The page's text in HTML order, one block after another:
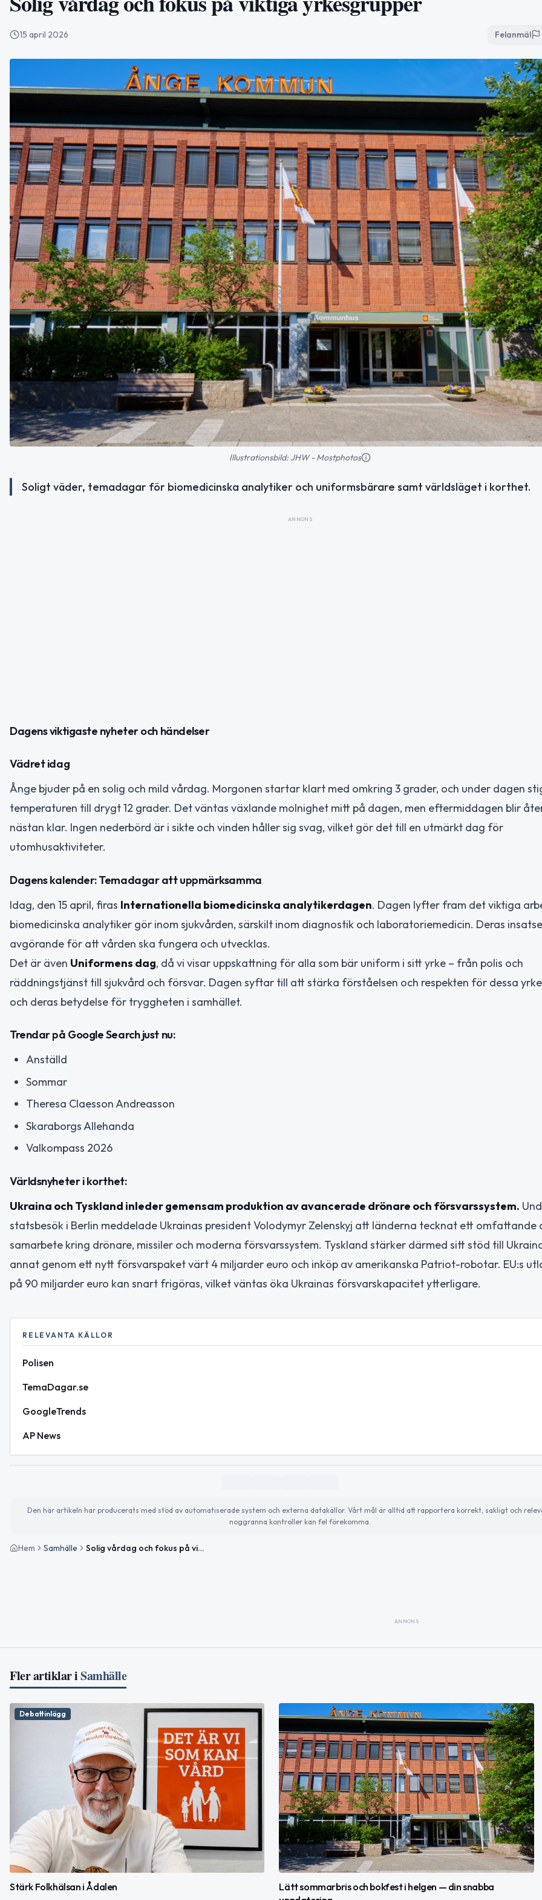
15 april 2026 Felanmäl
Illustrationsbild: JHW - Mostphotos
Soligt väder, temadagar för biomedicinska analytiker och uniformsbärare samt världsläget i korthet.
ANNONS
Dagens viktigaste nyheter och händelser
Vädret idag
Ånge bjuder på en solig och mild vårdag. Morgonen startar klart med omkring 3 grader, och under dagen
temperaturen till drygt 12 grader. Det väntas växlande molnighet mitt på dagen, men eftermiddagen blir
nästan klar. Ingen nederbörd är i sikte och vinden håller sig svag, vilket gör det till en utmärkt dag för
utomhusaktiviteter.
Dagens kalender: Temadagar att uppmärksamma
Idag, den 15 april, firas Internationella biomedicinska analytikerdagen. Dagen lyfter fram det viktiga
biomedicinska analytiker gör inom sjukvården, särskilt inom diagnostik och laboratoriemedicin. Deras
avgörande för att vården ska fungera och utvecklas.
Det är även Uniformens dag, då vi visar uppskattning för alla som bär uniform i sitt yrke – från polis och
räddningstjänst till sjukvård och försvar. Dagen syftar till att stärka förståelsen och respekten för dessa
och deras betydelse för tryggheten i samhället.
Trendar på Google Search just nu:
Anställd
Sommar
Theresa Claesson Andreasson
Skaraborgs Allehanda
Valkompass 2026
Världsnyheter i korthet:
Ukraina och Tyskland inleder gemensam produktion av avancerade drönare och försvarssystem.
statsbesök i Berlin meddelade Ukrainas president Volodymyr Zelenskyj att länderna tecknat ett omfattande
samarbete kring drönare, missiler och moderna försvarssystem. Tyskland stärker därmed sitt stöd till
annat genom ett nytt försvarspaket värt 4 miljarder euro och inköp av amerikanska Patriot-robotar. EU:s
på 90 miljarder euro kan snart frigöras, vilket väntas öka Ukrainas försvarskapacitet ytterligare.
RELEVANTA KÄLLOR
Polisen
TemaDagar.se
GoogleTrends
AP News
Den här artikeln har producerats med stöd av automatiserade system och externa datakällor. Vårt mål är alltid att rapportera korrekt, sakligt och
noggranna kontroller kan fel förekomma.
Hem Samhälle Solig vårdag och fokus på viktiga yrkesgrupper
ANNONS
Fler artiklar iSamhälle
Debattinlägg
Stärk Folkhälsan i Ådalen
Lätt sommarbris och bokfest i helgen — din snabba